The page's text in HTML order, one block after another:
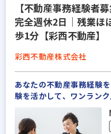
【不動産事務経験者
完全週休2日｜残業ほ
歩1分【彩西不動産】
彩西不動産株式会社
あなたの不動産事務経験
験を活かして、ワンランク